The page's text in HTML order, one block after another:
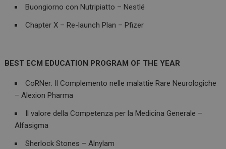
Buongiorno con Nutripiatto – Nestlé
Chapter X – Re-launch Plan – Pfizer
BEST ECM EDUCATION PROGRAM OF THE YEAR
CoRNer: Il Complemento nelle malattie Rare Neurologiche
– Alexion Pharma
Il valore della Competenza per la Medicina Generale –
Alfasigma
Sherlock Stones – Alnylam